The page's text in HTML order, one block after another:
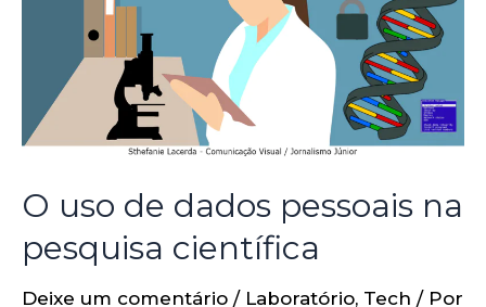
O uso de dados pessoais na
pesquisa científica
Deixe um comentário / Laboratório, Tech / Por